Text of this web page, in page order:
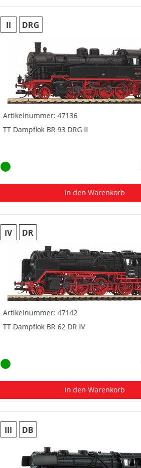
II DRG
Artikelnummer: 47136
TT Dampflok BR 93 DRG II
In den Warenkorb
IV DR
Artikelnummer: 47142
TT Dampflok BR 62 DR IV
In den Warenkorb
III DB